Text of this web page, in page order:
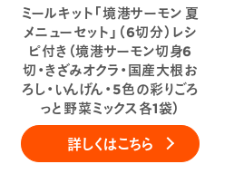
ミールキット「境港サーモン 夏
メニューセット」（6切分）レシ
ピ付き（境港サーモン切身6
切・きざみオクラ・国産大根お
ろし・いんげん・5色の彩りごろ
っと野菜ミックス各1袋）
詳しくはこちら